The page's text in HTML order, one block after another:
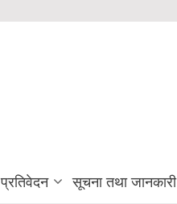
प्रतिवेदन सूचना तथा जानकारी